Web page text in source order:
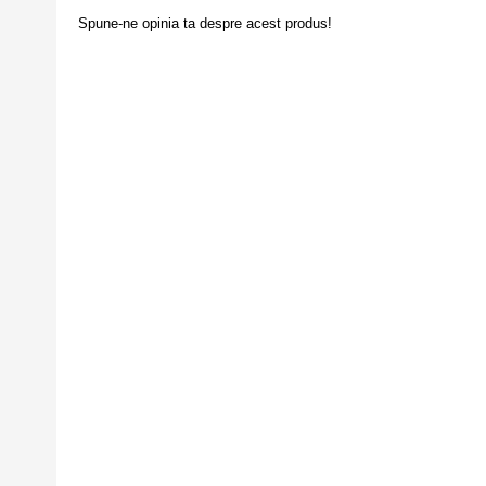
Spune-ne opinia ta despre acest produs!